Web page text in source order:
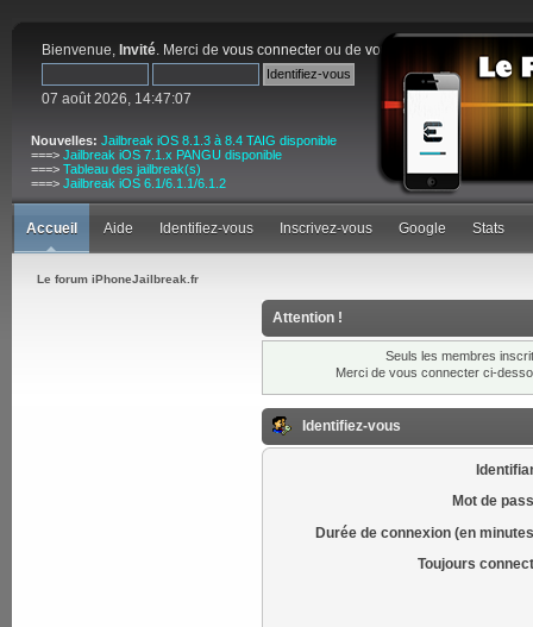
Bienvenue, Invité. Merci de vous connecter ou de vous inscrire
07 août 2026, 14:47:07
Nouvelles: Jailbreak iOS 8.1.3 à 8.4 TAIG disponible
===> Jailbreak iOS 7.1.x PANGU disponible
===> Tableau des jailbreak(s)
===> Jailbreak iOS 6.1/6.1.1/6.1.2
Accueil Aide Identifiez-vous Inscrivez-vous Google Stats
Le forum iPhoneJailbreak.fr
Attention !
Seuls les membres
Merci de vous connecter ci-
Identifiez-vous
Mot de
Durée de connexion (en
Toujours